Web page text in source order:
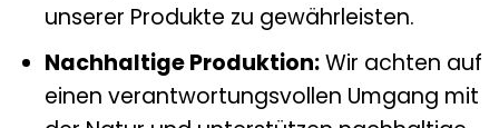
unserer Produkte zu gewährleisten.
Nachhaltige Produktion:Wir achten auf
einen verantwortungsvollen Umgang mit